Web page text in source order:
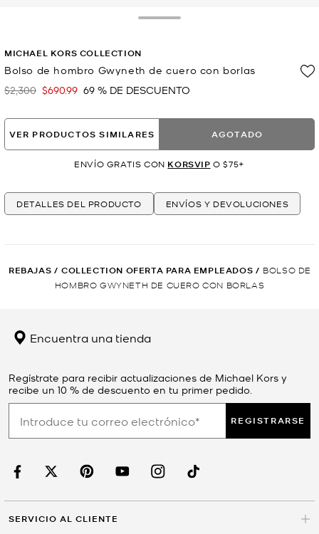
MICHAEL KORS COLLECTION
Bolso de hombro Gwyneth de cuero con borlas
Era
$2,300 Ahora
$690.99 69 % DE DESCUENTO
VER PRODUCTOS SIMILARES AGOTADO
ENVÍO GRATIS CON KORSVIP O $75+
DETALLES DEL PRODUCTO ENVÍOS Y DEVOLUCIONES
REBAJAS / COLLECTION OFERTA PARA EMPLEADOS / BOLSO DE
HOMBRO GWYNETH DE CUERO CON BORLAS
Encuentra una tienda
Regístrate para recibir actualizaciones de Michael Kors y
recibe un 10 % de descuento en tu primer pedido.
REGISTRARSE
SERVICIO AL CLIENTE